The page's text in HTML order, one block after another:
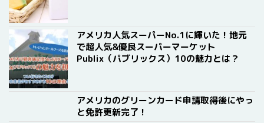
アメリカ人気スーパーNo.1に輝いた！地元
で超人気&優良スーパーマーケット
Publix（パブリックス）10の魅力とは？
アメリカのグリーンカード申請取得後にやっ
と免許更新完了！